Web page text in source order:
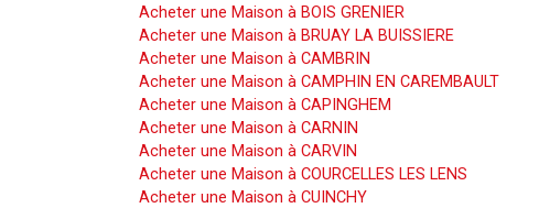
Acheter une Maison à BOIS GRENIER
Acheter une Maison à BRUAY LA BUISSIERE
Acheter une Maison à CAMBRIN
Acheter une Maison à CAMPHIN EN CAREMBAULT
Acheter une Maison à CAPINGHEM
Acheter une Maison à CARNIN
Acheter une Maison à CARVIN
Acheter une Maison à COURCELLES LES LENS
Acheter une Maison à CUINCHY